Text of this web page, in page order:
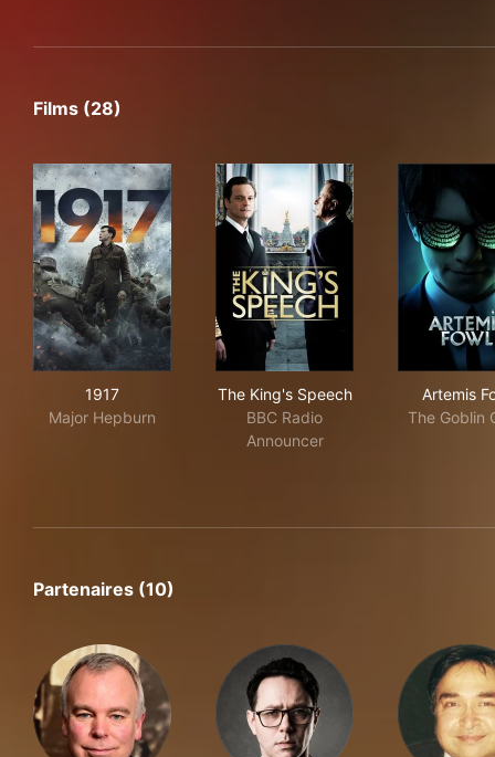
Films (28)
1917
Major Hepburn
The King's Speech
BBC Radio
Announcer
Artemis
The Goblin
Partenaires (10)